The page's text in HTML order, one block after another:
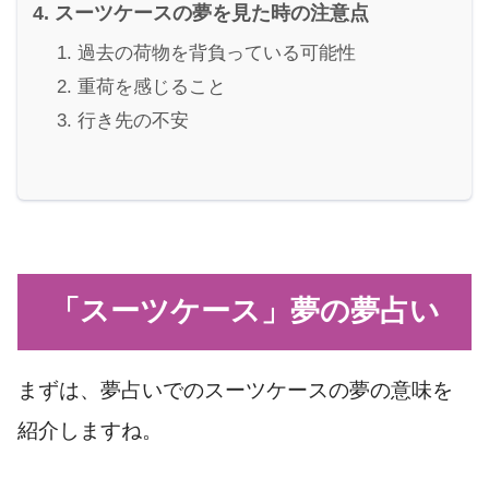
スーツケースの夢を見た時の注意点
過去の荷物を背負っている可能性
重荷を感じること
行き先の不安
「スーツケース」夢の夢占い
まずは、夢占いでのスーツケースの夢の意味を
紹介しますね。